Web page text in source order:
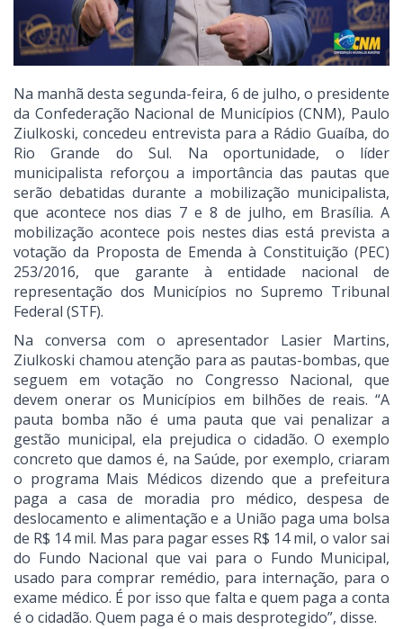
Na manhã desta segunda-feira, 6 de julho, o presidente
da Confederação Nacional de Municípios (CNM), Paulo
Ziulkoski, concedeu entrevista para a Rádio Guaíba, do
Rio Grande do Sul. Na oportunidade, o líder
municipalista reforçou a importância das pautas que
serão debatidas durante a mobilização municipalista,
que acontece nos dias 7 e 8 de julho, em Brasília. A
mobilização acontece pois nestes dias está prevista a
votação da Proposta de Emenda à Constituição (PEC)
253/2016, que garante à entidade nacional de
representação dos Municípios no Supremo Tribunal
Federal (STF).
Na conversa com o apresentador Lasier Martins,
Ziulkoski chamou atenção para as pautas-bombas, que
seguem em votação no Congresso Nacional, que
devem onerar os Municípios em bilhões de reais. “A
pauta bomba não é uma pauta que vai penalizar a
gestão municipal, ela prejudica o cidadão. O exemplo
concreto que damos é, na Saúde, por exemplo, criaram
o programa Mais Médicos dizendo que a prefeitura
paga a casa de moradia pro médico, despesa de
deslocamento e alimentação e a União paga uma bolsa
de R$ 14 mil. Mas para pagar esses R$ 14 mil, o valor sai
do Fundo Nacional que vai para o Fundo Municipal,
usado para comprar remédio, para internação, para o
exame médico. É por isso que falta e quem paga a conta
é o cidadão. Quem paga é o mais desprotegido”, disse.